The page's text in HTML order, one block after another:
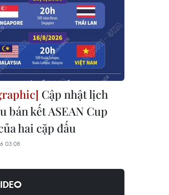
Cập nhật lịch
bán kết ASEAN Cup
hai cặp đấu
03:08